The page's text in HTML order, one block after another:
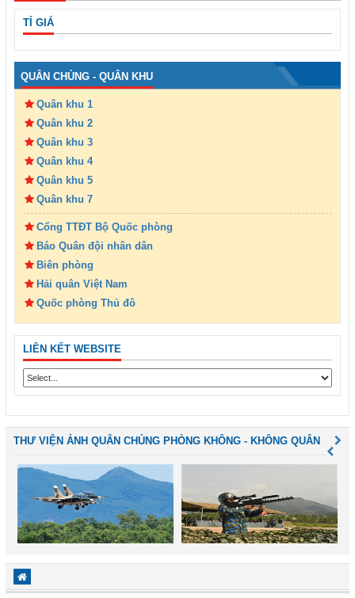
TỈ GIÁ
QUÂN CHỦNG - QUÂN KHU
Quân khu 1
Quân khu 2
Quân khu 3
Quân khu 4
Quân khu 5
Quân khu 7
Cổng TTĐT Bộ Quốc phòng
Báo Quân đội nhân dân
Biên phòng
Hải quân Việt Nam
Quốc phòng Thủ đô
LIÊN KẾT WEBSITE
THƯ VIỆN ẢNH QUÂN CHỦNG PHÒNG KHÔNG - KHÔNG QUÂN